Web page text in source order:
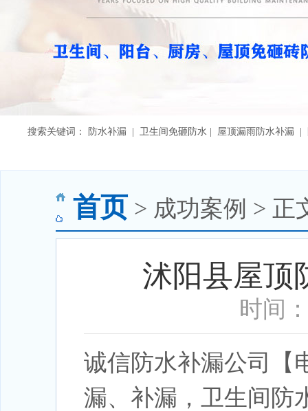
搜索关键词： 防水补漏 | 卫生间免砸防水 | 屋顶漏雨防水补漏
首页 > 成功案例 > 正
沭阳县屋顶
时间
诚信防水补漏公司【
漏、补漏，卫生间防